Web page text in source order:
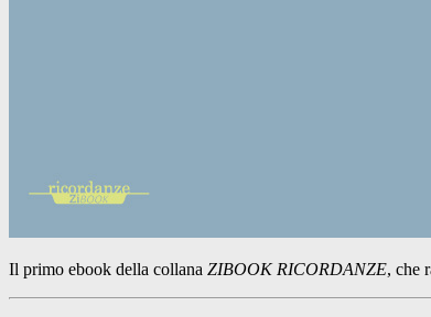
Il primo ebook della collana ZIBOOK RICORDANZE, che